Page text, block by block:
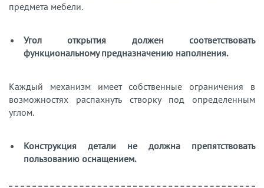
предмета мебели.
Угол открытия должен соответствовать
функциональному предназначению наполнения.
Каждый механизм имеет собственные ограничения в
возможностях распахнуть створку под определенным
углом.
Конструкция детали не должна препятствовать
пользованию оснащением.